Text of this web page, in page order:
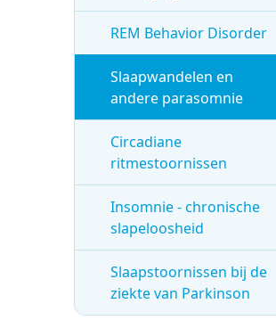
REM Behavior Disorder
Slaapwandelen en
andere parasomnie
Circadiane
ritmestoornissen
Insomnie - chronische
slapeloosheid
Slaapstoornissen bij de
ziekte van Parkinson